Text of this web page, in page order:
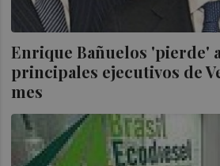
Enrique Bañuelos 'pierde'
principales ejecutivos de
mes